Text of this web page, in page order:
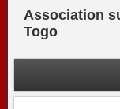
Association
Togo